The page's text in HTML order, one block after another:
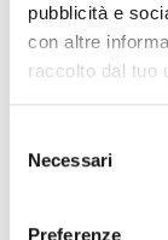
pubblicità e
con altre
raccolto dal tuo
delNecessari
Preferenze